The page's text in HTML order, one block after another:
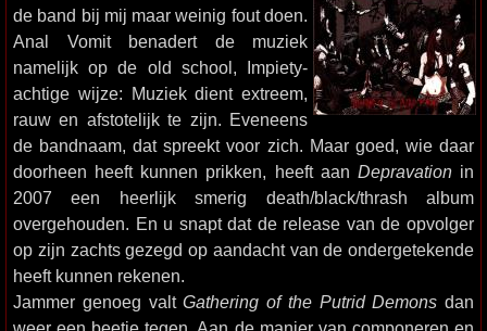
de band bij mij maar weinig fout doen.
Anal Vomit benadert de muziek
namelijk op de old school, Impiety-
achtige wijze: Muziek dient extreem,
rauw en afstotelijk te zijn. Eveneens
de bandnaam, dat spreekt voor zich. Maar goed, wie daar
doorheen heeft kunnen prikken, heeft aan Depravationin
2007 een heerlijk smerig death/black/thrash album
overgehouden. En u snapt dat de release van de opvolger
op zijn zachts gezegd op aandacht van de ondergetekende
heeft kunnen rekenen.
Jammer genoeg valtGathering of the Putrid Demons dan